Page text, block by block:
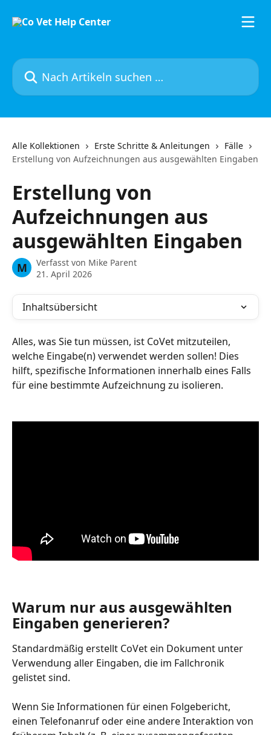
Nach Artikeln suchen …
Alle Kollektionen Erste Schritte & Anleitungen
Fälle
Erstellung von Aufzeichnungen aus ausgewählten Eingaben
Erstellung von
Aufzeichnungen aus
ausgewählten Eingaben
M Verfasst von Mike Parent
21. April 2026
Inhaltsübersicht
Alles, was Sie tun müssen, ist CoVet mitzuteilen,
welche Eingabe(n) verwendet werden sollen! Dies
hilft, spezifische Informationen innerhalb eines Falls
für eine bestimmte Aufzeichnung zu isolieren.
Warum nur aus ausgewählten
Eingaben generieren?
Standardmäßig erstellt CoVet ein Dokument unter
Verwendung aller Eingaben, die im Fallchronik
gelistet sind.
Wenn Sie Informationen für einen Folgebericht,
einen Telefonanruf oder eine andere Interaktion von